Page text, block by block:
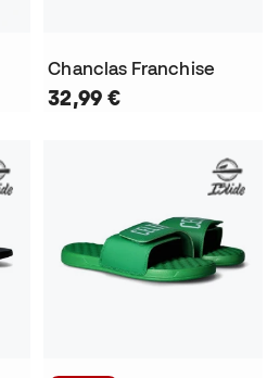
Chanclas Franchise
32,99 €